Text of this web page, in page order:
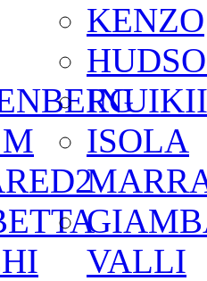
KENZO
INUIKII
ISOLA
VALLI